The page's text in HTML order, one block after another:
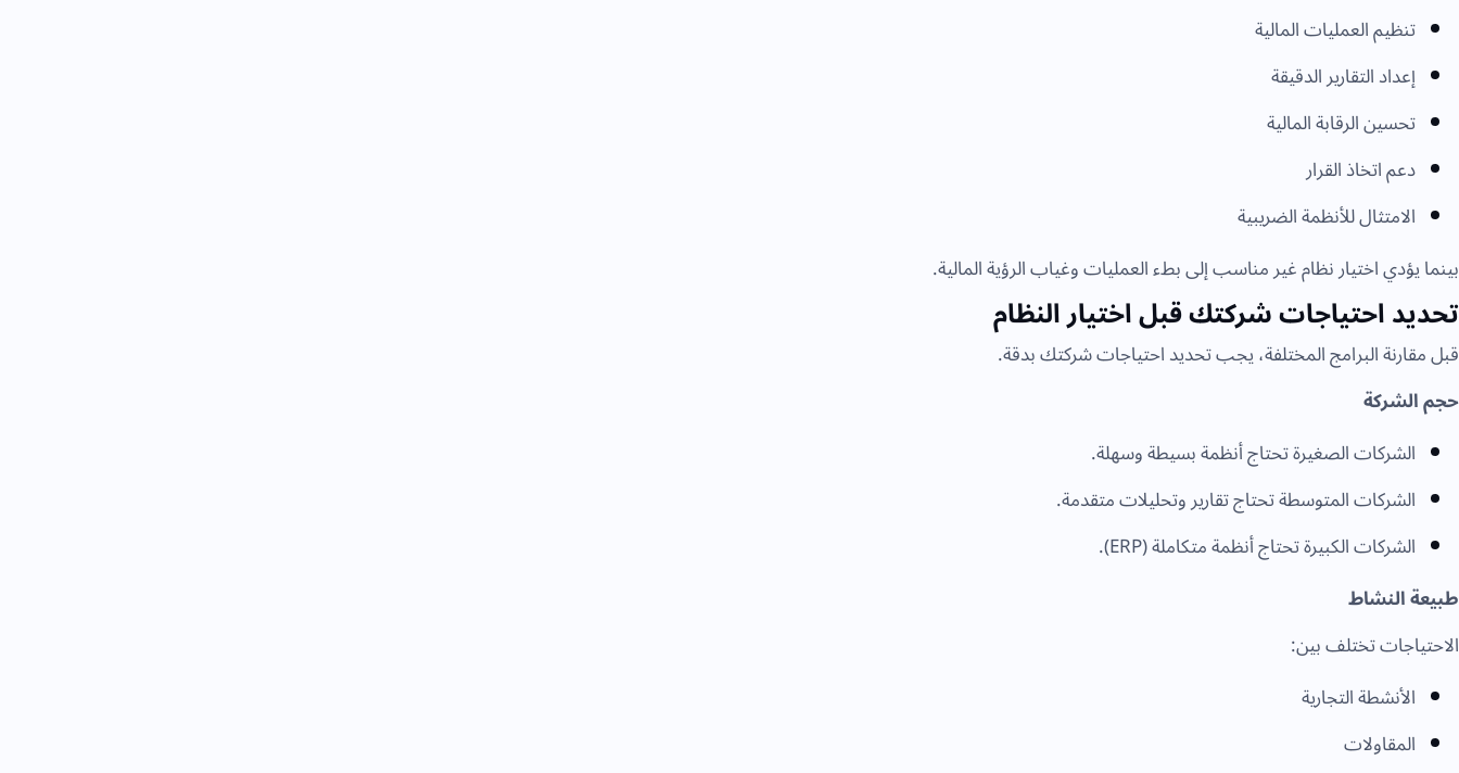
تنظيم العمليات المالية
إعداد التقارير الدقيقة
تحسين الرقابة المالية
دعم اتخاذ القرار
الامتثال للأنظمة الضريبية
بينما يؤدي اختيار نظام غير مناسب إلى بطء العمليات وغياب الرؤية المالية.
تحديد احتياجات شركتك قبل اختيار النظام
قبل مقارنة البرامج المختلفة، يجب تحديد احتياجات شركتك بدقة.
حجم الشركة
الشركات الصغيرة تحتاج أنظمة بسيطة وسهلة.
الشركات المتوسطة تحتاج تقارير وتحليلات متقدمة.
الشركات الكبيرة تحتاج أنظمة متكاملة (ERP).
طبيعة النشاط
الاحتياجات تختلف بين:
الأنشطة التجارية
المقاولات